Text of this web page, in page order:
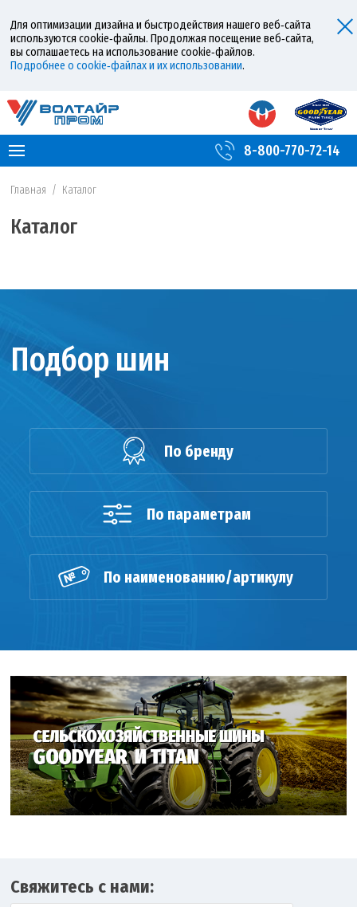
Для оптимизации дизайна и быстродействия нашего веб‑сайта
используются cookie‑файлы. Продолжая посещение веб‑сайта,
вы соглашаетесь на использование cookie‑файлов.
Подробнее о cookie‑файлах и их использовании.
8-800-770-72-14
Главная / Каталог
Каталог
Подбор шин
По бренду
По параметрам
По наименованию/артикулу
Свяжитесь с нами: